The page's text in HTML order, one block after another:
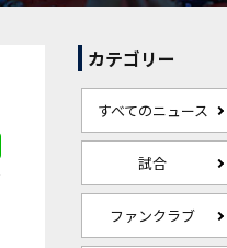
カテゴリー
すべてのニュース
試合
ファンクラブ